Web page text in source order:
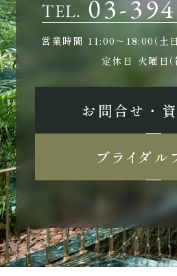
TEL. 03-
営業時間 11:00〜18:00（土
定休日 火曜日（
お問合せ ・
ブライダル